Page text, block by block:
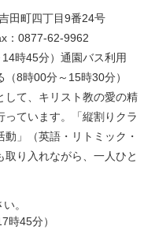
田町四丁目9番24号
：0877-62-9962
時45分）通園バス利用
8時00分～15時30分）
して、キリスト教の愛の精
ています。「縦割りクラ
」（英語・リトミック・
り入れながら、一人ひと
。
時45分）